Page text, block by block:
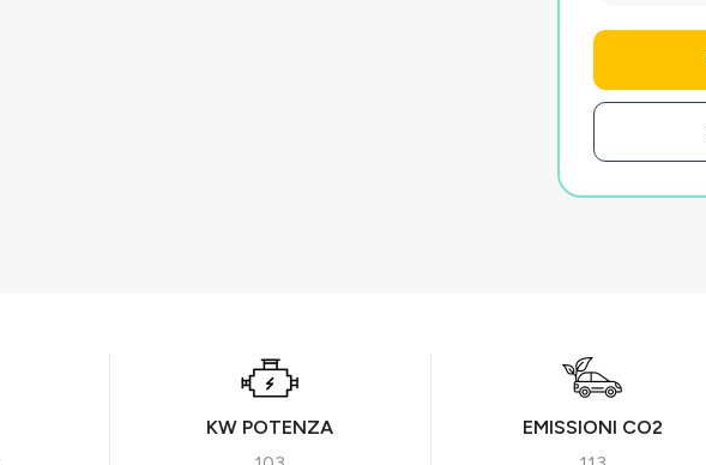
KW POTENZA
EMISSIONI CO2